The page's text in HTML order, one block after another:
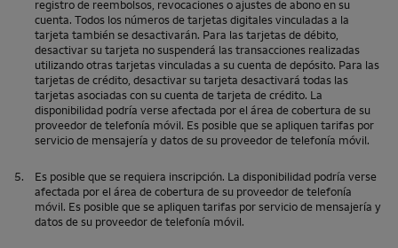
registro de reembolsos, revocaciones o ajustes de abono en su
cuenta. Todos los números de tarjetas digitales vinculadas a la
tarjeta también se desactivarán. Para las tarjetas de débito,
desactivar su tarjeta no suspenderá las transacciones realizadas
utilizando otras tarjetas vinculadas a su cuenta de depósito. Para las
tarjetas de crédito, desactivar su tarjeta desactivará todas las
tarjetas asociadas con su cuenta de tarjeta de crédito. La
disponibilidad podría verse afectada por el área de cobertura de su
proveedor de telefonía móvil. Es posible que se apliquen tarifas por
servicio de mensajería y datos de su proveedor de telefonía móvil.
5.
Es posible que se requiera inscripción. La disponibilidad podría verse
afectada por el área de cobertura de su proveedor de telefonía
móvil. Es posible que se apliquen tarifas por servicio de mensajería y
datos de su proveedor de telefonía móvil.